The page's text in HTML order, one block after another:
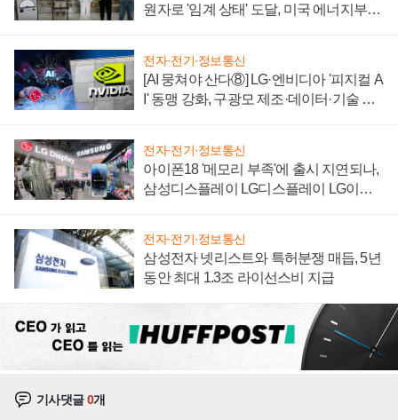
원자로 '임계 상태' 도달, 미국 에너지부
전자·전기·정보통신
[AI 뭉쳐야 산다⑧] LG·엔비디아 '피지컬 A
I' 동맹 강화, 구광모 제조·데이터·기술 결
전자·전기·정보통신
아이폰18 '메모리 부족'에 출시 지연되나,
삼성디스플레이 LG디스플레이 LG이노
전자·전기·정보통신
삼성전자 넷리스트와 특허분쟁 매듭, 5년
동안 최대 1.3조 라이선스비 지급
기사댓글0개